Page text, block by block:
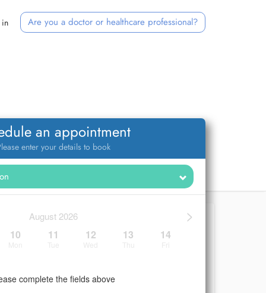
in Are you a doctor or healthcare professional?
an appointment
enter your details to book
>
August 2026
10 11 12 13 14
complete the fields above